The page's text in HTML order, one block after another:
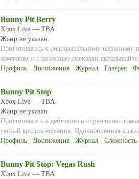
Bunny Pit Berry
Xbox Live — TBA
Жанр не указан
Приготовьтесь к очаровательному
хомячком и с помощью смекалки
Профиль
Достижения Журнал Галерея
Bunny Pit Stop
Xbox Live — TBA
Жанр не указан
Приготовьтесь к действию в игре-
умный кролик-механик. Вдохновленная
Профиль
Достижения Журнал Сложность
Bunny Pit Stop: Vegas Rush
Xbox Live — TBA